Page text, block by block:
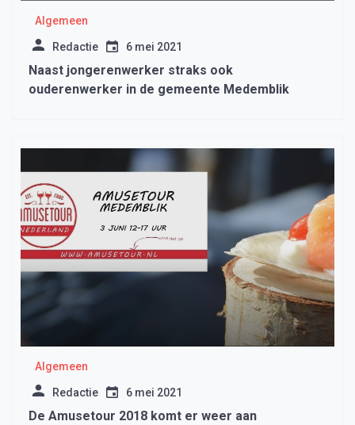
Algemeen
Redactie 6 mei 2021
Naast jongerenwerker straks ook
ouderenwerker in de gemeente Medemblik
Algemeen
Redactie 6 mei 2021
De Amusetour 2018 komt er weer aan